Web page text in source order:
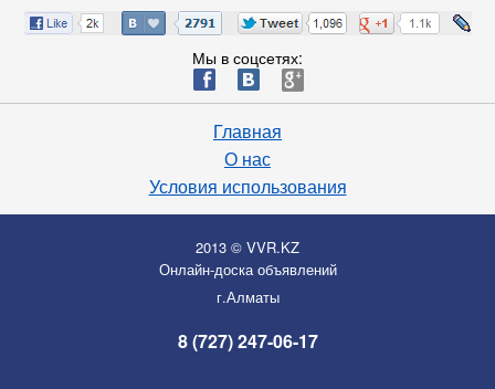
Мы в соцсетях:
ä æ è
Главная
О нас
Условия использования
2013 © VVR.KZ
Онлайн-доска объявлений
г.Алматы
8 (727) 247-06-17